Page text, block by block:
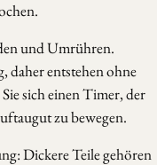
und Umrühren.
daher entstehen ohne
sich einen Timer, der
zu bewegen.
Dickere Teile gehören